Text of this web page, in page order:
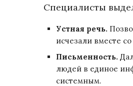
Специалисты
Устная речь.
исчезали вместе
Письменность.
людей в единое
системным.